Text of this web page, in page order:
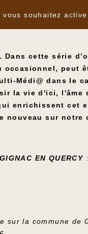
cette série
peut
Médi@ dans le
la vie d'ici, l'âme
enrichissent cet
nouveau sur
EN QUERCY :
sur la commune de
souhaitez